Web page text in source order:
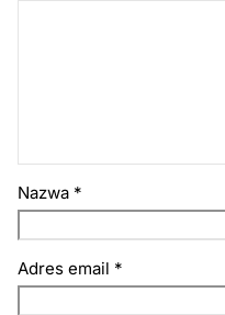
Nazwa *
Adres email *